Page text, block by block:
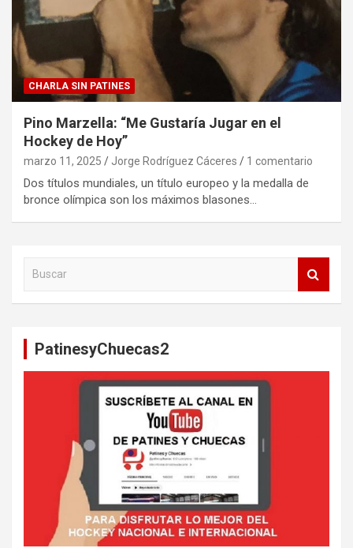
CHARLA SIN PATINES
Pino Marzella: “Me Gustaría Jugar en el
Hockey de Hoy”
marzo 11, 2025 Jorge Rodríguez Cáceres 1 comentario
Dos títulos mundiales, un título europeo y la medalla de
bronce olímpica son los máximos blasones…
PatinesyChuecas2